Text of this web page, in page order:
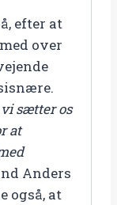
efter at
over
sætter os
at
Anders
også, at